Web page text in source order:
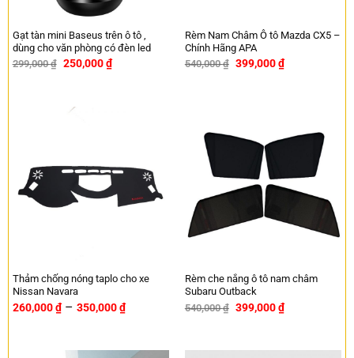
Gạt tàn mini Baseus trên ô tô ,
dùng cho văn phòng có đèn led
299,000₫ 250,000₫
Rèm Nam Châm Ô tô Mazda CX5 –
Chính Hãng APA
540,000₫ 399,000₫
Thảm chống nóng taplo cho xe
Nissan Navara
260,000₫ – 350,000₫
Rèm che nắng ô tô nam châm
Subaru Outback
540,000₫ 399,000₫